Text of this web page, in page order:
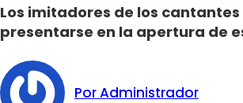
Los imitadores de los
presentarse en la apertura de
Por Administrador